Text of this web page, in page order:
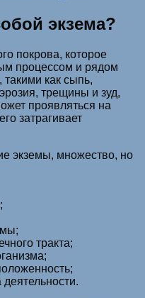
экзема?
покрова, которое
процессом и рядом
такими как сыпь,
трещины и зуд,
проявляться на
затрагивает
экземы, множество, но
тракта;